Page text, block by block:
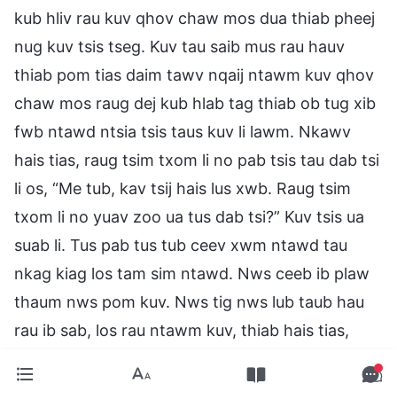
kub hliv rau kuv qhov chaw mos dua thiab pheej
nug kuv tsis tseg. Kuv tau saib mus rau hauv
thiab pom tias daim tawv nqaij ntawm kuv qhov
chaw mos raug dej kub hlab tag thiab ob tug xib
fwb ntawd ntsia tsis taus kuv li lawm. Nkawv
hais tias, raug tsim txom li no pab tsis tau dab tsi
li os, “Me tub, kav tsij hais lus xwb. Raug tsim
txom li no yuav zoo ua tus dab tsi?” Kuv tsis ua
suab li. Tus pab tus tub ceev xwm ntawd tau
nkag kiag los tam sim ntawd. Nws ceeb ib plaw
thaum nws pom kuv. Nws tig nws lub taub hau
rau ib sab, los rau ntawm kuv, thiab hais tias,
neeg zoo li koj coob leej lawm. Tab txawm koj